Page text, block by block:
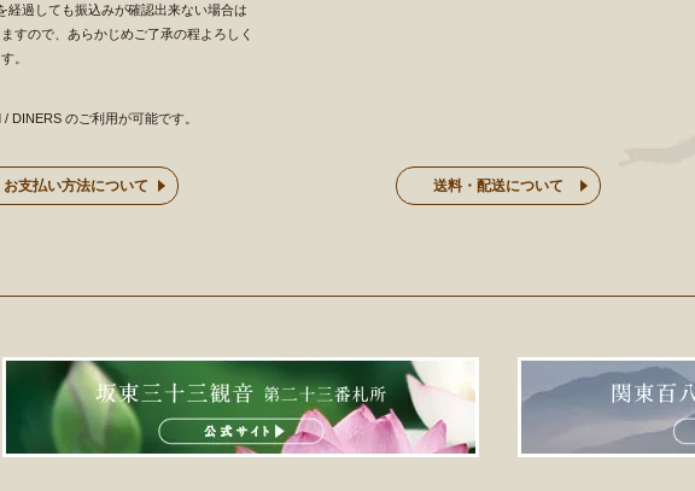
経過しても振込みが確認出来ない場合は
すので、あらかじめご了承の程よろしく
。
DINERS のご利用が可能です。
お支払い方法について 送料・配送について